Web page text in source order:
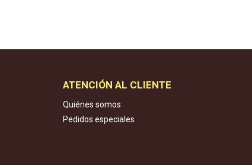
ATENCIÓN AL CLIENTE
Quiénes somos
Pedidos especiales